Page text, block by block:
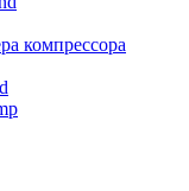
компрессора